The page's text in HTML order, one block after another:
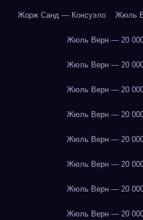
Жорж Санд — Консуэло Жюль
Жюль Верн — 20
Жюль Верн — 20
Жюль Верн — 20
Жюль Верн — 20
Жюль Верн — 20
Жюль Верн — 20
Жюль Верн — 20
Жюль Верн — 20